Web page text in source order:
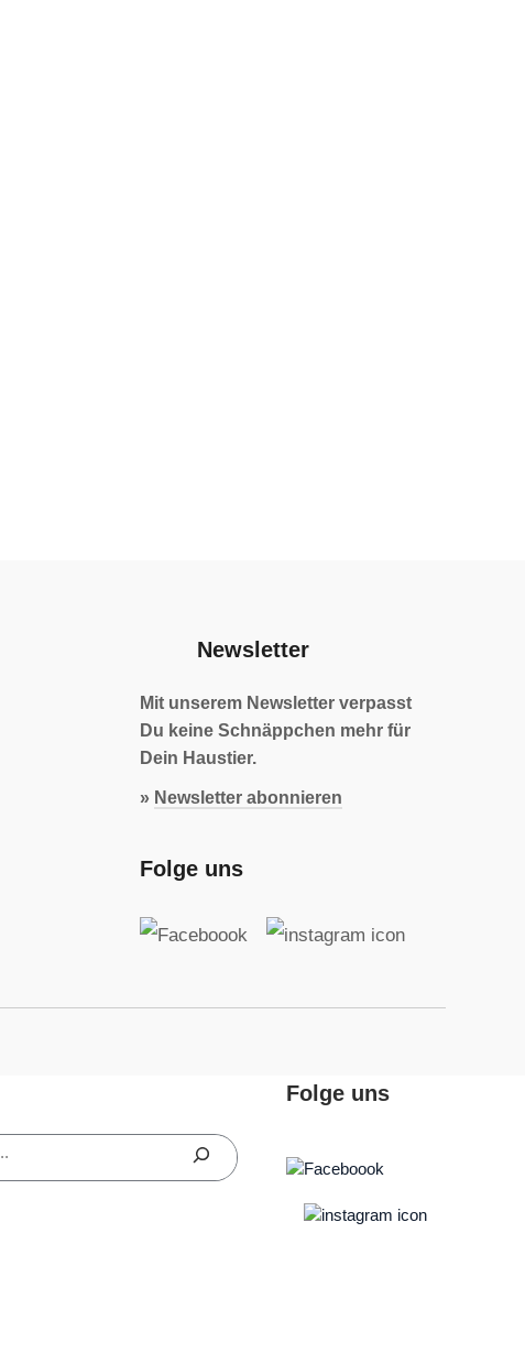
Newsletter
Mit unserem Newsletter verpasst
Du keine Schnäppchen mehr für
Dein Haustier.
» Newsletter abonnieren
Folge uns
Folge uns